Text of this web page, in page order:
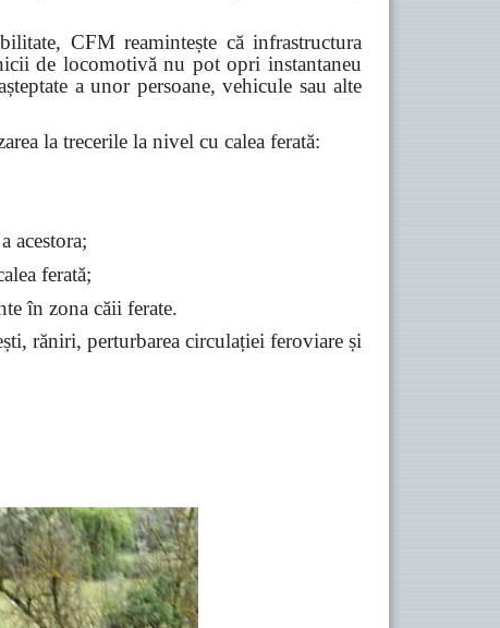
CFM reamintește că infrastructura
de locomotivă nu pot opri instantaneu
a unor persoane, vehicule sau alte
la trecerile la nivel cu calea ferată:
acestora;
ferată;
în zona căii ferate.
răniri, perturbarea circulației feroviare și